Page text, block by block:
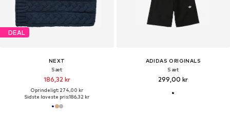
DEAL
NEXT
Sæt
186,32 kr
Oprindeligt: 274,00 kr
Sidste laveste pris:186,32 kr
ADIDAS ORIGINALS
Sæt
299,00 kr